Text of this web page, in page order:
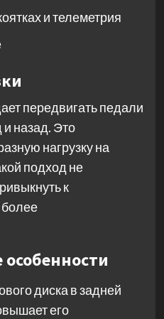
и телеметрия
передвигать педали
и назад. Это
нагрузку на
подход не
к
диска в задней
его